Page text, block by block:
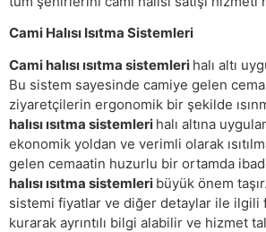
Cami Halısı Isıtma Sistemleri
Cami halısı ısıtma sistemleri halı altı
Bu sistem sayesinde camiye gelen
ziyaretçilerin ergonomik bir şekilde
halısı ısıtma sistemleri halı altına
ekonomik yoldan ve verimli olarak
gelen cemaatin huzurlu bir ortamda
halısı ısıtma sistemleri büyük önem
sistemi fiyatlar ve diğer detaylar ile ilgili
kurarak ayrıntılı bilgi alabilir ve hizmet